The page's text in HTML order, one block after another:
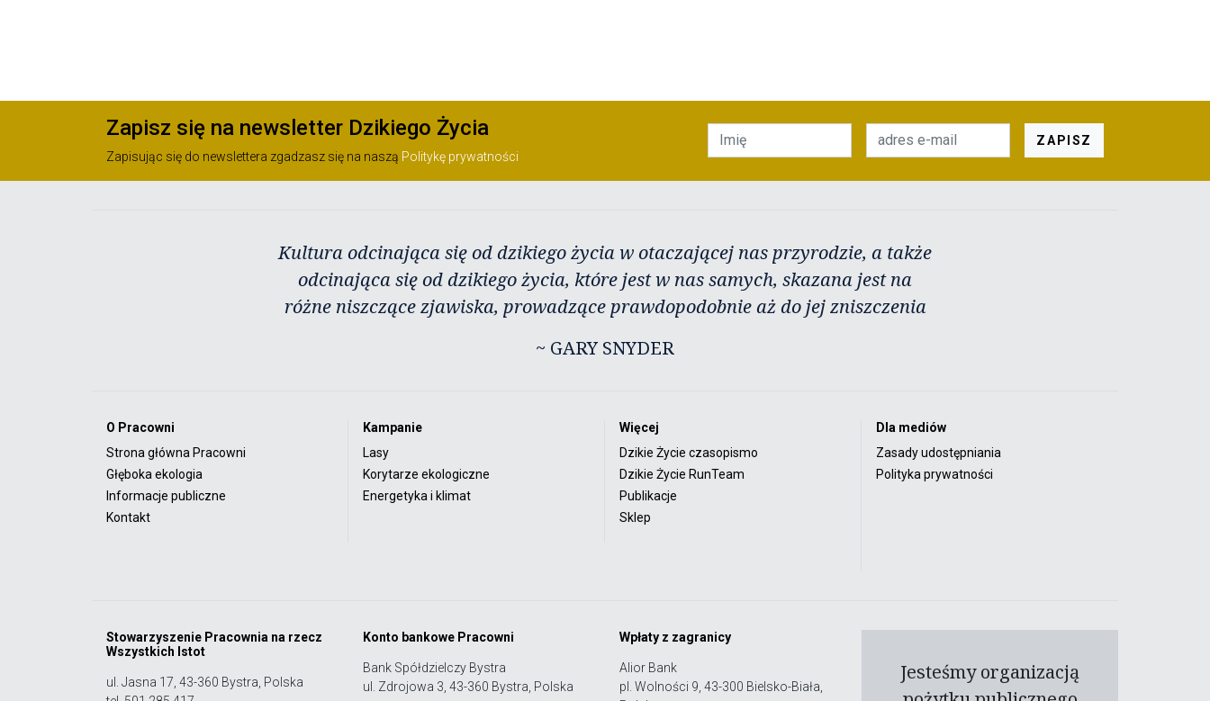
Zapisz się na newsletter Dzikiego Życia
Zapisując się do newslettera zgadzasz się na naszą Politykę prywatności
ZAPISZ
Kultura odcinająca się od dzikiego życia w otaczającej nas przyrodzie, a także
odcinająca się od dzikiego życia, które jest w nas samych, skazana jest na
różne niszczące zjawiska, prowadzące prawdopodobnie aż do jej zniszczenia
~ GARY SNYDER
O Pracowni
Strona główna Pracowni
Głęboka ekologia
Informacje publiczne
Kontakt
Kampanie
Lasy
Korytarze ekologiczne
Energetyka i klimat
Więcej
Dzikie Życie czasopismo
Dzikie Życie RunTeam
Publikacje
Sklep
Dla mediów
Zasady udostępniania
Polityka prywatności
Stowarzyszenie Pracownia na rzecz
Wszystkich Istot
ul. Jasna 17, 43-360 Bystra, Polska
Konto bankowe Pracowni
Bank Spółdzielczy Bystra
ul. Zdrojowa 3, 43-360 Bystra, Polska
Wpłaty z zagranicy
Alior Bank
pl. Wolności 9, 43-300 Bielsko-Biała,
Jesteśmy organizacją